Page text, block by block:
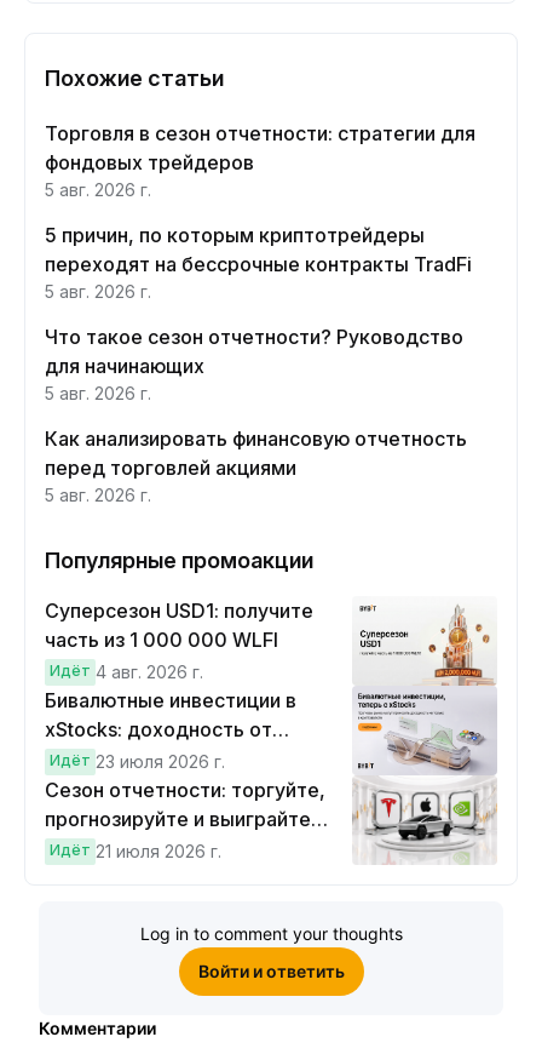
Похожие статьи
Торговля в сезон отчетности: стратегии для
фондовых трейдеров
5 авг. 2026 г.
5 причин, по которым криптотрейдеры
переходят на бессрочные контракты TradFi
5 авг. 2026 г.
Что такое сезон отчетности? Руководство
для начинающих
5 авг. 2026 г.
Как анализировать финансовую отчетность
перед торговлей акциями
5 авг. 2026 г.
Популярные промоакции
Суперсезон USD1: получите
часть из 1 000 000 WLFI
Идёт 4 авг. 2026 г.
Бивалютные инвестиции в
xStocks: доходность от
прогнозов
Идёт 23 июля 2026 г.
Сезон отчетности: торгуйте,
прогнозируйте и выиграйте
Cybertruck!
Идёт 21 июля 2026 г.
Log in to comment your thoughts
Войти и ответить
Комментарии